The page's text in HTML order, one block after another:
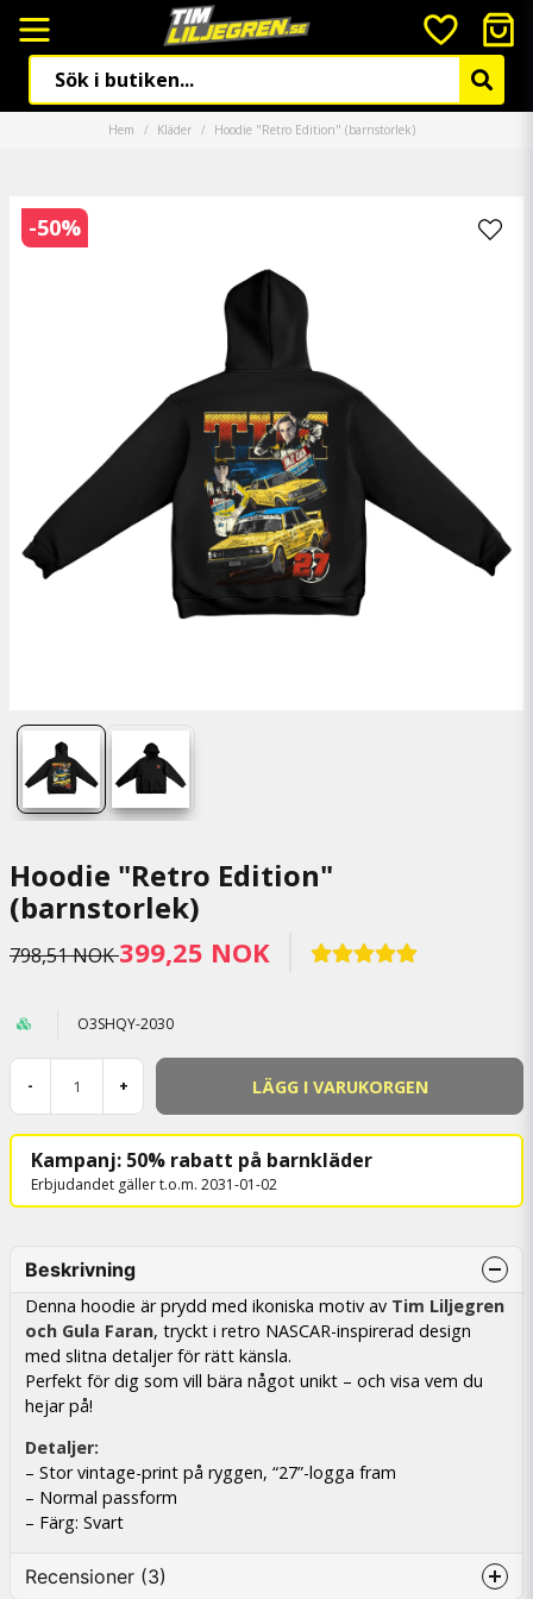
Hem Kläder Hoodie "Retro Edition" (barnstorlek)
-50%
Hoodie "Retro Edition"
(barnstorlek)
798,51 NOK399,25 NOK
O3SHQY-2030
- + LÄGG I VARUKORGEN
Kampanj: 50% rabatt på barnkläder
Erbjudandet gäller t.o.m. 2031-01-02
Beskrivning
Denna hoodie är prydd med ikoniska motiv av Tim Liljegren
och Gula Faran, tryckt i retro NASCAR-inspirerad design
med slitna detaljer för rätt känsla.
Perfekt för dig som vill bära något unikt – och visa vem du
hejar på!
Detaljer:
– Stor vintage-print på ryggen, “27”-logga fram
– Normal passform
– Färg: Svart
Recensioner (3)